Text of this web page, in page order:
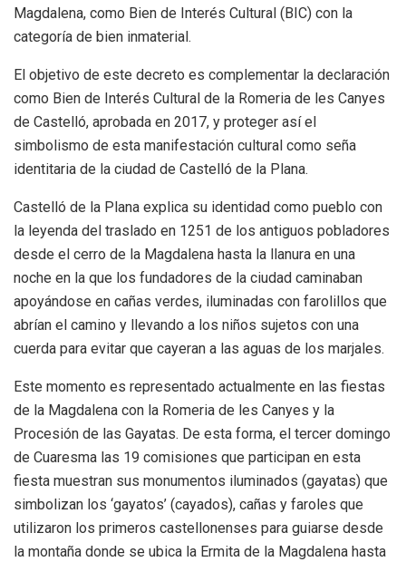
Magdalena, como Bien de Interés Cultural (BIC) con la
categoría de bien inmaterial.
El objetivo de este decreto es complementar la declaración
como Bien de Interés Cultural de la Romeria de les Canyes
de Castelló, aprobada en 2017, y proteger así el
simbolismo de esta manifestación cultural como seña
identitaria de la ciudad de Castelló de la Plana.
Castelló de la Plana explica su identidad como pueblo con
la leyenda del traslado en 1251 de los antiguos pobladores
desde el cerro de la Magdalena hasta la llanura en una
noche en la que los fundadores de la ciudad caminaban
apoyándose en cañas verdes, iluminadas con farolillos que
abrían el camino y llevando a los niños sujetos con una
cuerda para evitar que cayeran a las aguas de los marjales.
Este momento es representado actualmente en las fiestas
de la Magdalena con la Romeria de les Canyes y la
Procesión de las Gayatas. De esta forma, el tercer domingo
de Cuaresma las 19 comisiones que participan en esta
fiesta muestran sus monumentos iluminados (gayatas) que
simbolizan los ‘gayatos’ (cayados), cañas y faroles que
utilizaron los primeros castellonenses para guiarse desde
la montaña donde se ubica la Ermita de la Magdalena hasta